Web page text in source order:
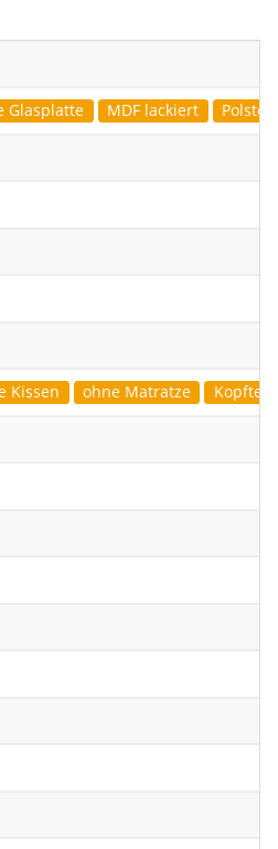
Glasplatte MDF lackiert Polster
Kissen ohne Matratze Kopfteil